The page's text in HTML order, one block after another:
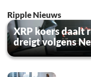
Ripple Nieuws
XRP koers daalt
dreigt volgens